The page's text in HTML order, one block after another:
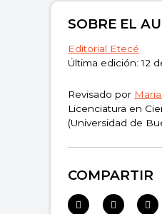
SOBRE EL
Editorial Etecé
Última edición: 12
Revisado por
Licenciatura en
(Universidad de
COMPARTIR